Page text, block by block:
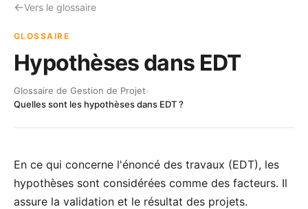
Vers le glossaire
GLOSSAIRE
Hypothèses dans EDT
Glossaire de Gestion de Projet›
Quelles sont les hypothèses dans EDT ?
En ce qui concerne l'énoncé des travaux (EDT), les
hypothèses sont considérées comme des facteurs. Il
assure la validation et le résultat des projets.